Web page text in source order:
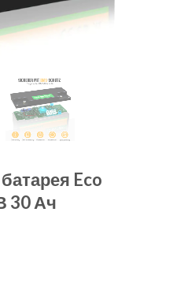
Eco
30 Ач